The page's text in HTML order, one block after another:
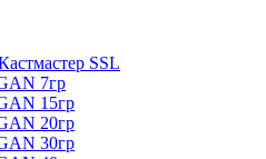
SSL
7гр
15гр
20гр
30гр